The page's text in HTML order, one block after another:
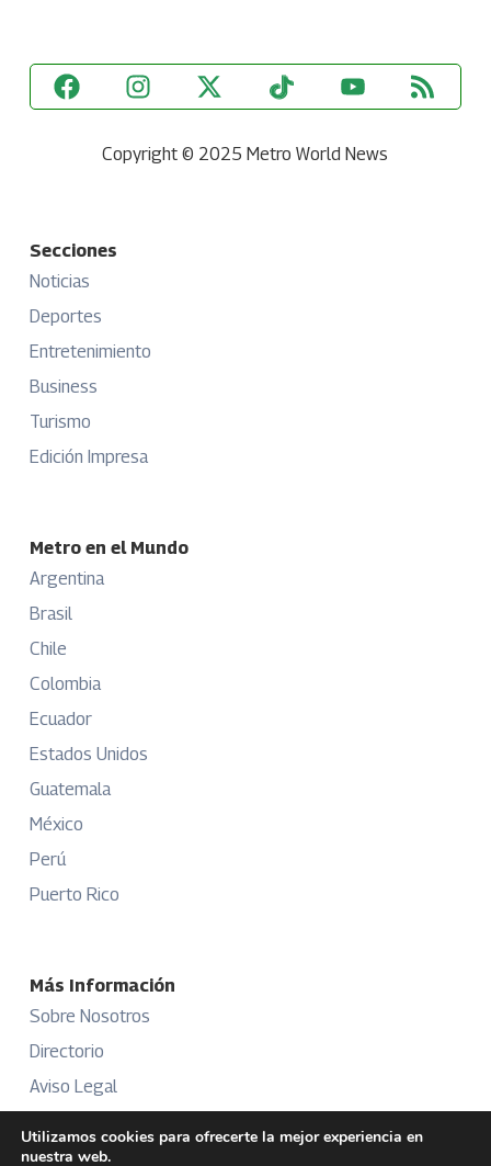
Copyright © 2025 Metro World News
Secciones
Noticias
Deportes
Entretenimiento
Business
Turismo
Edición Impresa
Metro en el Mundo
Argentina
Brasil
Chile
Colombia
Ecuador
Estados Unidos
Guatemala
México
Perú
Puerto Rico
Más Información
Sobre Nosotros
Directorio
Aviso Legal
Publicidad
Utilizamos cookies para ofrecerte la mejor experiencia en
nuestra web.